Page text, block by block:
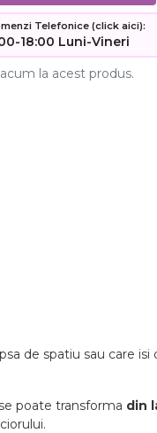
Telefonice (click aici):
18:00 Luni-Vineri
la acest produs.
de spatiu sau care
poate transforma din